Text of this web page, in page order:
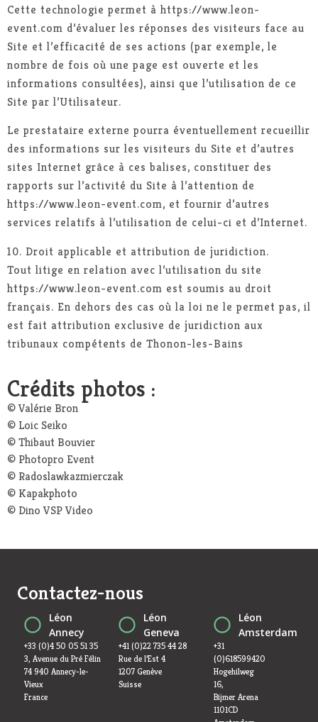
Cette technologie permet à https://www.leon-
event.com d’évaluer les réponses des visiteurs face au
Site et l’efficacité de ses actions (par exemple, le
nombre de fois où une page est ouverte et les
informations consultées), ainsi que l’utilisation de ce
Site par l’Utilisateur.
Le prestataire externe pourra éventuellement recueillir
des informations sur les visiteurs du Site et d’autres
sites Internet grâce à ces balises, constituer des
rapports sur l’activité du Site à l’attention de
https://www.leon-event.com, et fournir d’autres
services relatifs à l’utilisation de celui-ci et d’Internet.
10. Droit applicable et attribution de juridiction.
Tout litige en relation avec l’utilisation du site
https://www.leon-event.com est soumis au droit
français. En dehors des cas où la loi ne le permet pas, il
est fait attribution exclusive de juridiction aux
tribunaux compétents de Thonon-les-Bains
Crédits photos :
© Valérie Bron
© Loic Seiko
© Thibaut Bouvier
© Photopro Event
© Radoslawkazmierczak
© Kapakphoto
© Dino VSP Video
Contactez-nous
Léon
Annecy
+33 (0)4 50 05 51 35
3, Avenue du Pré Félin
74 940 Annecy-le-
Vieux
France
Léon
Geneva
+41 (0)22 735 44 28
Rue de l’Est 4
1207 Genève
Suisse
Léon
Amsterdam
+31
(0)618599420
Hogehilweg
16,
Bijmer Arena
1101CD